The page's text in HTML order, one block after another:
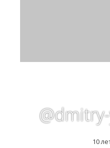
10